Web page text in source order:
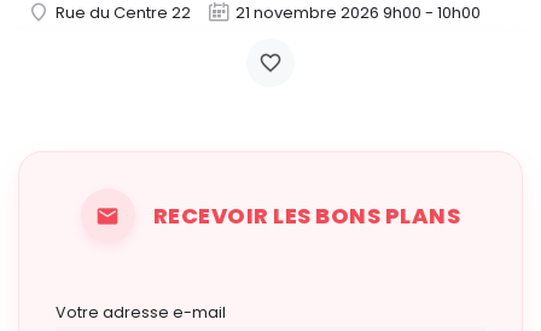
Rue du Centre 22 21 novembre 2026 9h00 - 10h00
RECEVOIR LES BONS PLANS
Votre adresse e-mail